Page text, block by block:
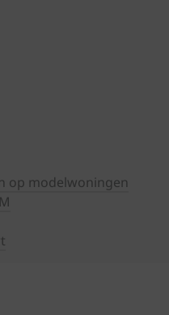
op modelwoningen